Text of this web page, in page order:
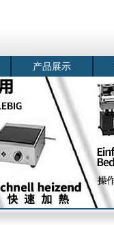
产品展示